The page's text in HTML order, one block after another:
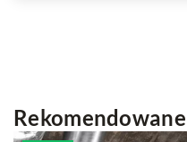
Rekomendowane